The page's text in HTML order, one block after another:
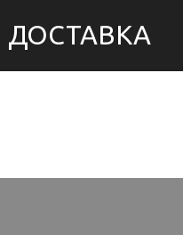
ДОСТАВКА